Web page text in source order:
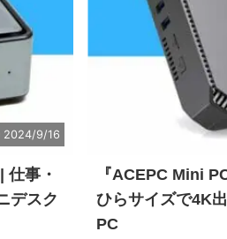
2024/9/16
仕事・
デスク
『ACEPC Mini
ひらサイズで4K
PC